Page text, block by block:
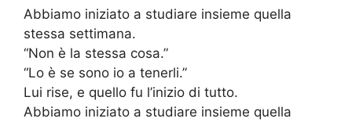
Abbiamo iniziato a studiare insieme quella
stessa settimana.
“Non è la stessa cosa.”
“Lo è se sono io a tenerli.”
Lui rise, e quello fu l’inizio di tutto.
Abbiamo iniziato a studiare insieme quella